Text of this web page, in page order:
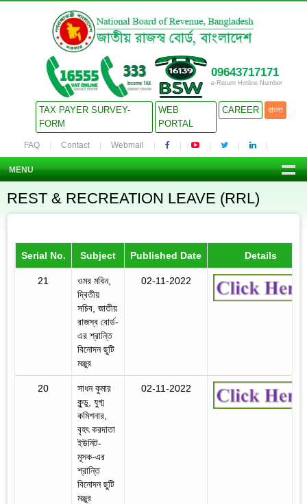
09643717171
e-Return Hotline Number
TAX PAYER SURVEY-
FORM
WEB
PORTAL
CAREER বাংলা
FAQ Contact Webmail
MENU
REST & RECREATION LEAVE (RRL)
Serial No. Subject Published Date Details
21
ওমর মবিন,
দ্বিতীয়
সচিব, জাতীয়
রাজস্ব বোর্ড-
এর শ্রান্তি
বিনোদন ছুটি
মঞ্জুর
02-11-2022
20
সাধন কুমার
কুন্ডু, যুগ্ম
কমিশনার,
বৃহৎ করদাতা
ইউনিট-
মূসক-এর
শ্রান্তি
বিনোদন ছুটি
মঞ্জুর
02-11-2022